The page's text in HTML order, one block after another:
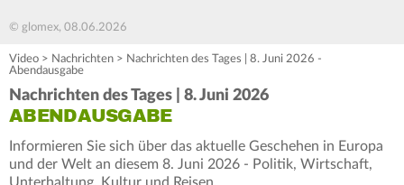
© glomex, 08.06.2026
Video > Nachrichten > Nachrichten des Tages | 8. Juni 2026 -
Abendausgabe
Nachrichten des Tages | 8. Juni 2026
ABENDAUSGABE
Informieren Sie sich über das aktuelle Geschehen in Europa
und der Welt an diesem 8. Juni 2026 - Politik, Wirtschaft,